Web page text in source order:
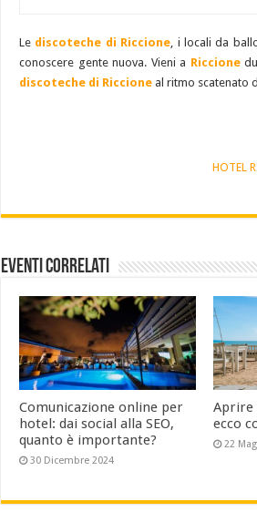
Le discoteche di Riccione , i locali da
conoscere gente nuova. Vieni a Riccione
discoteche di Riccione al ritmo scatenato
HOTEL
Eventi Correlati
Comunicazione online per
hotel: dai social alla SEO,
quanto è importante?
30 Dicembre 2024
Aprire
ecco
22